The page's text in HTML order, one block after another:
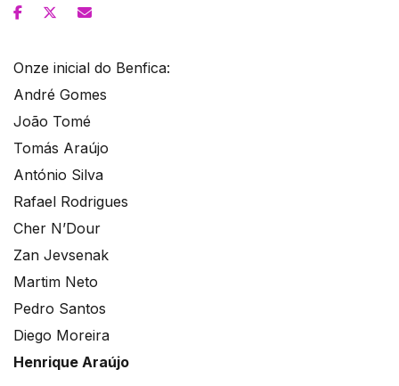
Onze inicial do Benfica:
André Gomes
João Tomé
Tomás Araújo
António Silva
Rafael Rodrigues
Cher N’Dour
Zan Jevsenak
Martim Neto
Pedro Santos
Diego Moreira
Henrique Araújo